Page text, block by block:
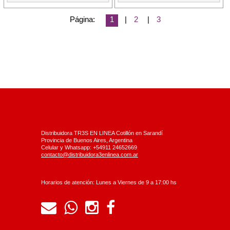
Página: 1 | 2 | 3
Distribuidora TR3S EN LINEA Cotillón en Sarandí
Provincia de Buenos Aires, Argentina
Celular y Whatsapp: +54911 24652669
contacto@distribuidora3enlinea.com.ar
Horarios de atención: Lunes a Viernes de 9 a 17:00 hs